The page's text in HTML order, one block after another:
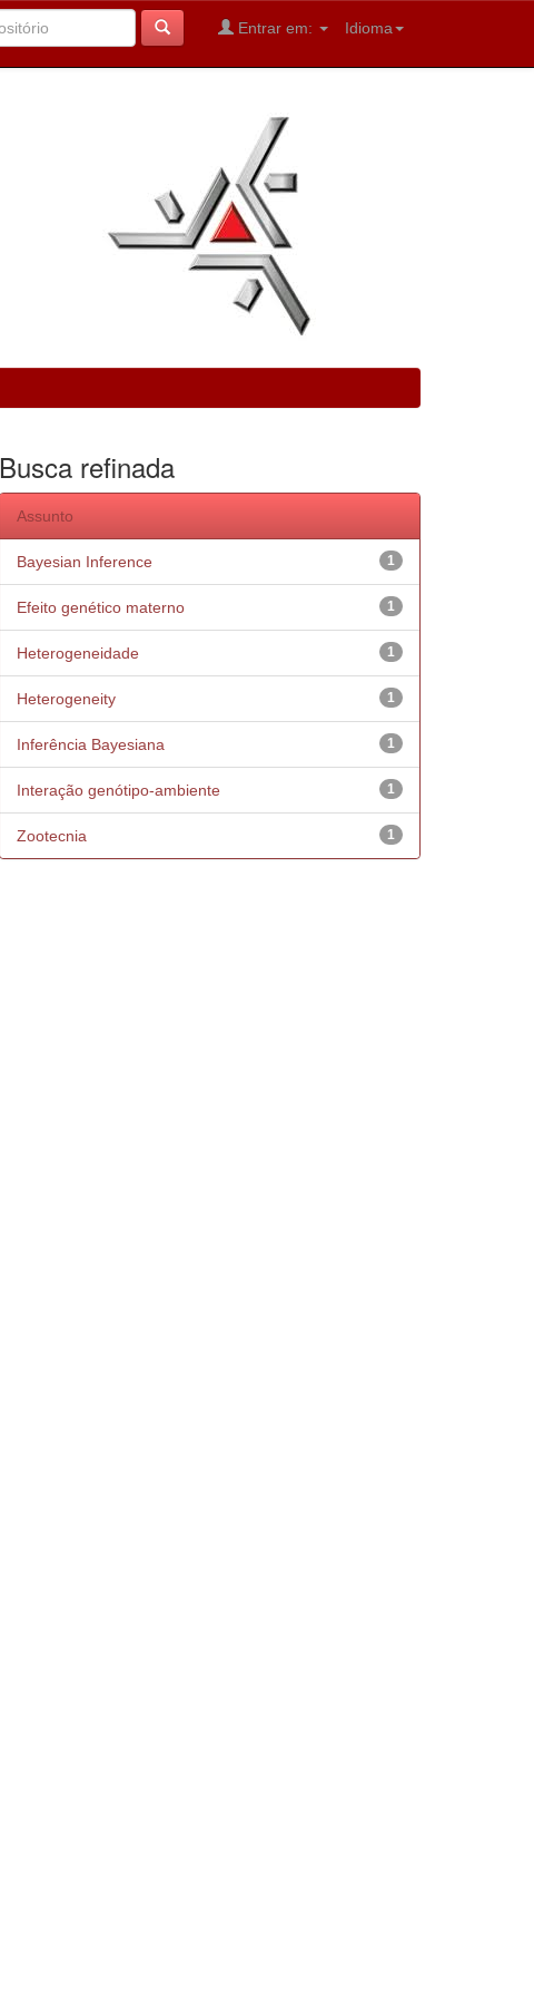
Idioma
Entrar em:
Busca refinada
Assunto
1
Bayesian Inference
1
Efeito genético materno
1
Heterogeneidade
1
Heterogeneity
1
Inferência Bayesiana
1
Interação genótipo-ambiente
1
Zootecnia